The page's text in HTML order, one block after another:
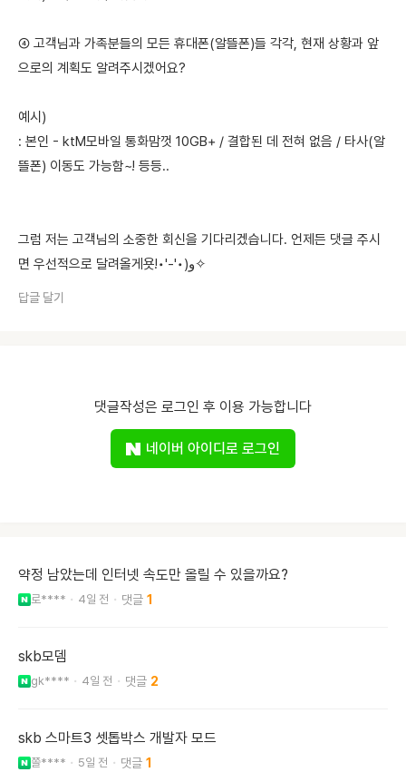
④ 고객님과 가족분들의 모든 휴대폰(알뜰폰)들 각각, 현재 상황과 앞
으로의 계획도 알려주시겠어요?
예시)
: 본인 - ktM모바일 통화맘껏 10GB+ / 결합된 데 전혀 없음 / 타사(알
뜰폰) 이동도 가능함~! 등등..
그럼 저는 고객님의 소중한 회신을 기다리겠습니다. 언제든 댓글 주시
면 우선적으로 달려올게욧!•'-'•)و✧
답글 달기
댓글작성은 로그인 후 이용 가능합니다
네이버 아이디로 로그인
약정 남았는데 인터넷 속도만 올릴 수 있을까요?
로**** 4일 전 1
skb모뎀
gk**** 4일 전 2
skb 스마트3 셋톱박스 개발자 모드
쫄**** 5일 전 1